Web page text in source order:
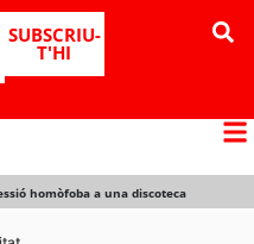
SUBSCRIU-
T'HI
homòfoba a una discoteca